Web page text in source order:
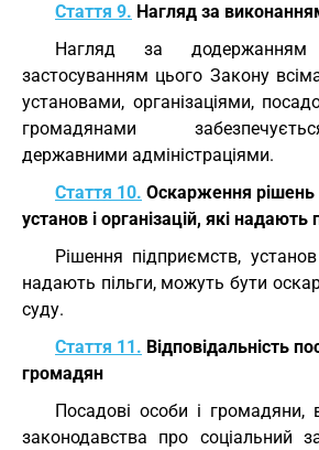
Стаття 9. Нагляд за
Нагляд за
застосуванням цього Закону
установами, організаціями,
громадянами
державними адміністраціями.
Стаття 10. Оскарження рішень
установ і організацій, які надають
Рішення підприємств, установ
надають пільги, можуть бути
суду.
Стаття 11. Відповідальність
громадян
Посадові особи і громадяни,
законодавства про соціальний